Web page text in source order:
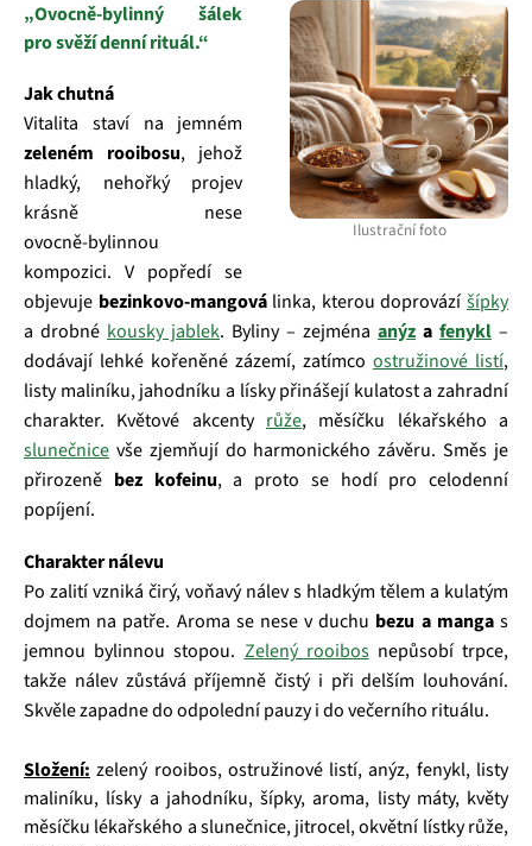
Ilustrační foto
„Ovocně‑bylinný šálek
pro svěží denní rituál.“
Jak chutná
Vitalita staví na jemném
zeleném rooibosu, jehož
hladký, nehořký projev
krásně nese
ovocně‑bylinnou
kompozici. V popředí se
objevuje bezinkovo‑mangoválinka, kterou doprovázíšípky
a drobné kousky jablek. Byliny – zejména anýz a fenykl –
dodávají lehké kořeněné zázemí, zatímco ostružinové listí,
listy maliníku, jahodníku a lísky přinášejí kulatost a zahradní
charakter. Květové akcenty růže, měsíčku lékařského a
slunečnice vše zjemňují do harmonického závěru. Směs je
přirozeně bez kofeinu, a proto se hodí pro celodenní
popíjení.
Charakter nálevu
Po zalití vzniká čirý, voňavý nálev s hladkým tělem a kulatým
dojmem na patře. Aroma se nese v duchu bezu a mangas
jemnou bylinnou stopou. Zelený rooibosnepůsobí trpce,
takže nálev zůstává příjemně čistý i při delším louhování.
Skvěle zapadne do odpolední pauzy i do večerního rituálu.
Složení: zelený rooibos, ostružinové listí, anýz, fenykl, listy
maliníku, lísky a jahodníku, šípky, aroma, listy máty, květy
měsíčku lékařského a slunečnice, jitrocel, okvětní lístky růže,